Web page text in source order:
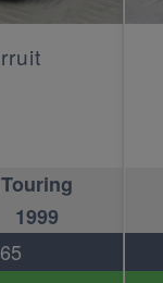
Touring
1999